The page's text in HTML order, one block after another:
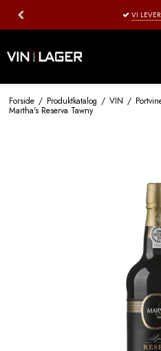
VI
Forside / Produktkatalog / VIN /
Martha's Reserva Tawny